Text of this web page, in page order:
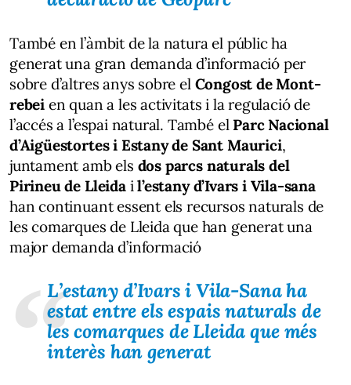
També en l’àmbit de la natura el públic ha
generat una gran demanda d’informació per
sobre d’altres anys sobre el Congost de Mont-
rebei en quan a les activitats i la regulació de
l’accés a l’espai natural. També el Parc Nacional
d’Aigüestortes i Estany de Sant Maurici,
juntament amb els dos parcs naturals del
Pirineu de Lleida il’estany d’Ivars i Vila-sana
han continuant essent els recursos naturals de
les comarques de Lleida que han generat una
major demanda d’informació
L’estany d’Ivars i Vila-Sana ha
estat entre els espais naturals de
les comarques de Lleida que més
interès han generat